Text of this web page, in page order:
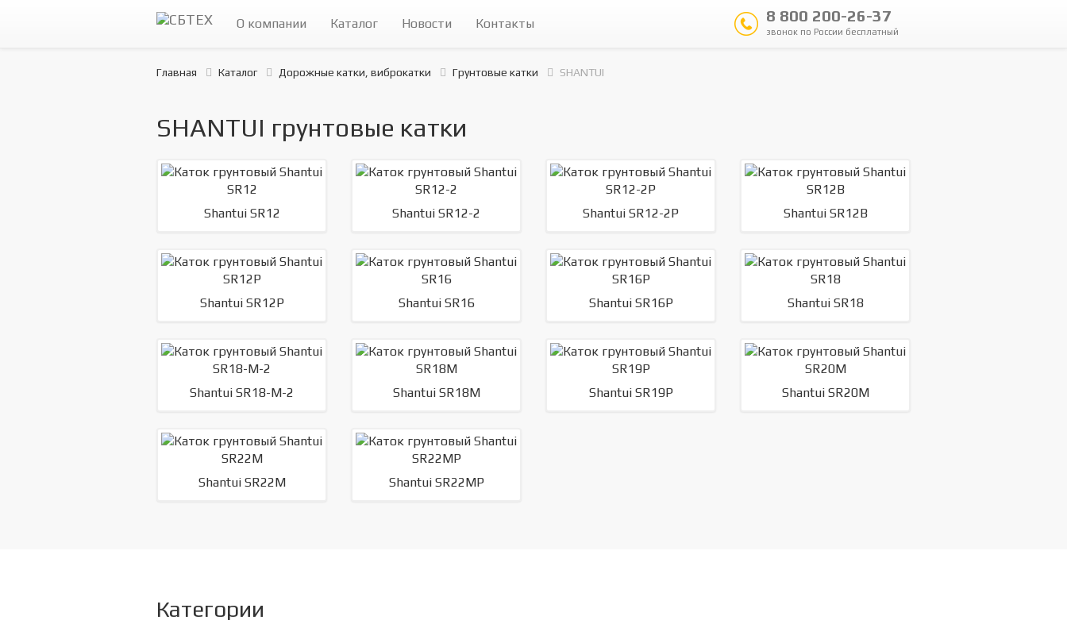
О компании Каталог Новости Контакты 8 800 200-26-37
звонок по России бесплатный
Главная Каталог Дорожные катки, виброкатки Грунтовые катки SHANTUI
SHANTUI грунтовые катки
Shantui SR12 Shantui SR12-2 Shantui SR12-2P Shantui SR12B
Shantui SR12P Shantui SR16 Shantui SR16P Shantui SR18
Shantui SR18-M-2 Shantui SR18M Shantui SR19P Shantui SR20M
Shantui SR22M Shantui SR22MP
Категории